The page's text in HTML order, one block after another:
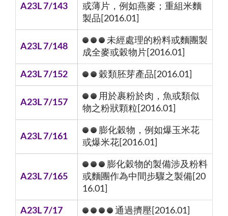
A23L 7/143
或薄片，例如燕麥；重組米麵
製品[2016.01]
A23L 7/148
未經處理的粉料或麵團製
成全麥或穀物片[2016.01]
A23L 7/152 穀類胚芽產品[2016.01]
A23L 7/157
用於裹粉於肉，魚或類似
物之粉狀顆粒[2016.01]
A23L 7/161
膨化穀物，例如爆玉米花
或爆米花[2016.01]
A23L 7/165
膨化穀物的製備涉及粉料
或麵團作為中間步驟之製備[20
16.01]
A23L 7/17 通過擠壓[2016.01]